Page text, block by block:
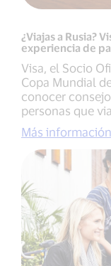
¿Viajas a Rusia?
experiencia de
Visa, el Socio
Copa Mundial
conocer
personas que
Más información